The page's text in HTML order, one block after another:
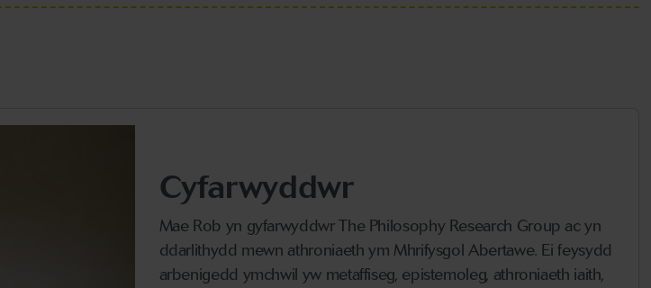
Cyfarwyddwr
Mae Rob yn gyfarwyddwr The Philosophy Research Group ac yn
ddarlithydd mewn athroniaeth ym Mhrifysgol Abertawe. Ei feysydd
arbenigedd ymchwil yw metaffiseg, epistemoleg, athroniaeth iaith,